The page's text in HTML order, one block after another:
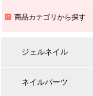
商品カテゴリから探す
ジェルネイル
ネイルパーツ